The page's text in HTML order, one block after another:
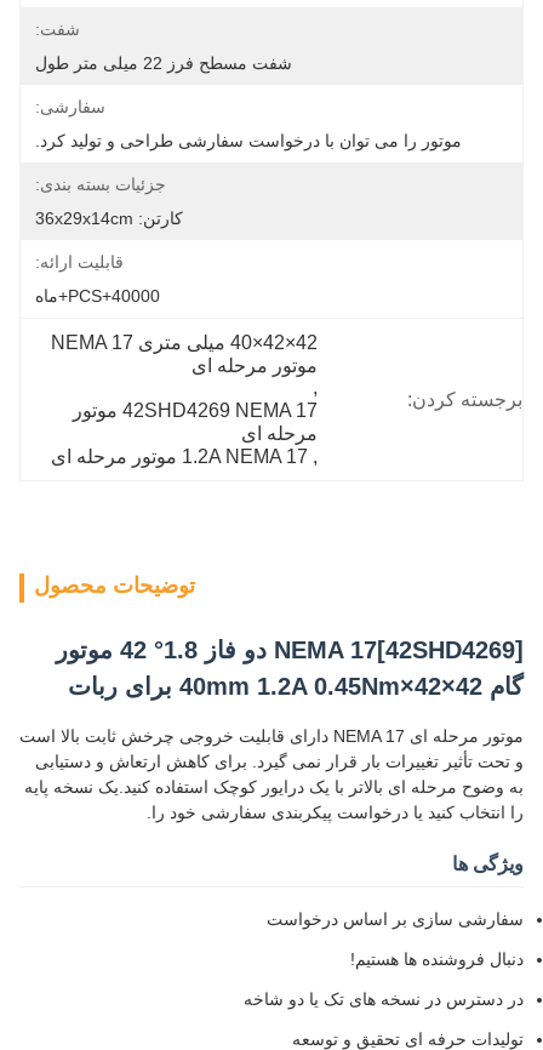
شفت:
شفت مسطح فرز 22 میلی متر طول
سفارشی:
موتور را می توان با درخواست سفارشی طراحی و تولید کرد.
جزئیات بسته بندی:
کارتن: 36x29x14cm
قابلیت ارائه:
40000+PCS+ماه
برجسته کردن:
42×42×40 میلی متری NEMA 17
موتور مرحله ای
,
42SHD4269 NEMA 17 موتور
مرحله ای
, 1.2A NEMA 17 موتور مرحله ای
توضیحات محصول
[42SHD4269]NEMA 17 دو فاز 1.8° 42 موتور
گام 42×42×40mm 1.2A 0.45Nm برای ربات
موتور مرحله ای NEMA 17 دارای قابلیت خروجی چرخش ثابت بالا است
و تحت تأثیر تغییرات بار قرار نمی گیرد. برای کاهش ارتعاش و دستیابی
به وضوح مرحله ای بالاتر با یک درایور کوچک استفاده کنید.یک نسخه پایه
را انتخاب کنید یا درخواست پیکربندی سفارشی خود را.
ویژگی ها
سفارشی سازی بر اساس درخواست
دنبال فروشنده ها هستيم!
در دسترس در نسخه های تک یا دو شاخه
تولیدات حرفه ای تحقیق و توسعه